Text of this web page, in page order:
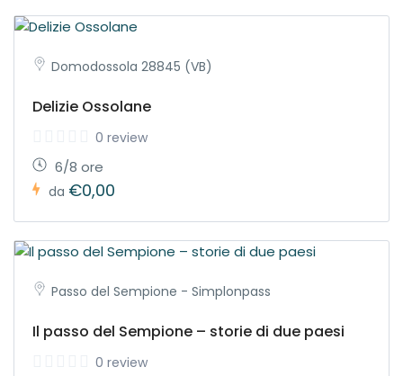
Domodossola 28845 (VB)
Delizie Ossolane
0 review
6/8 ore
da €0,00
Passo del Sempione - Simplonpass
Il passo del Sempione – storie di due paesi
0 review